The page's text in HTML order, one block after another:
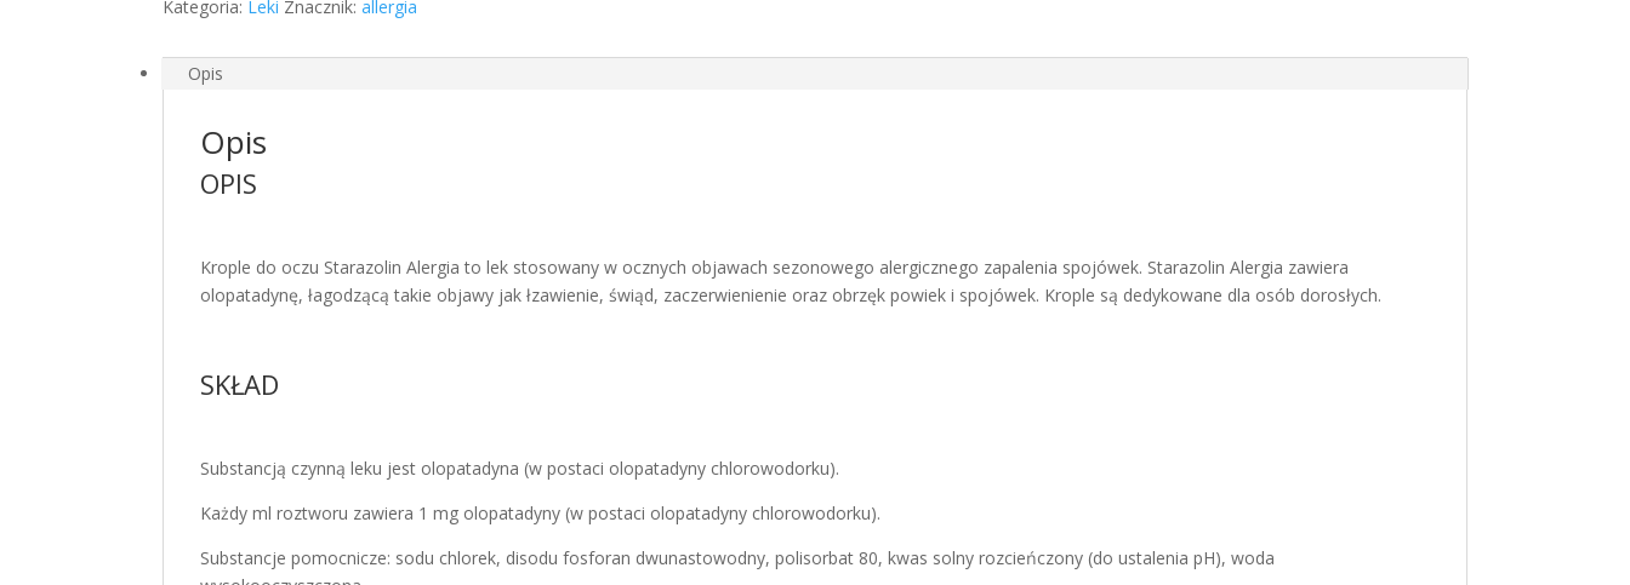
DO
OCZU,
zapalenie
spojowek
Kategoria: Leki Znacznik:allergia
Opis
Opis
OPIS
Krople do oczu Starazolin Alergia to lek stosowany w ocznych objawach sezonowego alergicznego zapalenia spojówek. Starazolin Alergia zawiera
olopatadynę, łagodzącą takie objawy jak łzawienie, świąd, zaczerwienienie oraz obrzęk powiek i spojówek. Krople są dedykowane dla osób dorosłych.
SKŁAD
Substancją czynną leku jest olopatadyna (w postaci olopatadyny chlorowodorku).
Każdy ml roztworu zawiera 1 mg olopatadyny (w postaci olopatadyny chlorowodorku).
Substancje pomocnicze: sodu chlorek, disodu fosforan dwunastowodny, polisorbat 80, kwas solny rozcieńczony (do ustalenia pH), woda